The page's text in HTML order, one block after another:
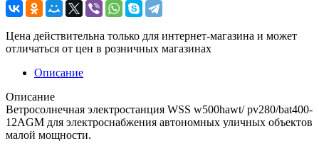
Цена действительна только для интернет-магазина и может
отличаться от цен в розничных магазинах
Описание
Описание
Ветросолнечная электростанция WSS w500hawt/ pv280/bat400-
12AGM для электроснабжения автономных уличных объектов
малой мощности.